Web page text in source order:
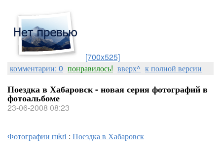
[700x525]
комментарии: 0 понравилось! вверх^ к полной версии
Поездка в Хабаровск - новая серия фотографий в
фотоальбоме
23-06-2008 08:23
Фотографии mkri : Поездка в Хабаровск